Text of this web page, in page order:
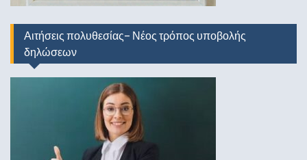
Αιτήσεις πολυθεσίας- Νέος τρόπος υποβολής
δηλώσεων